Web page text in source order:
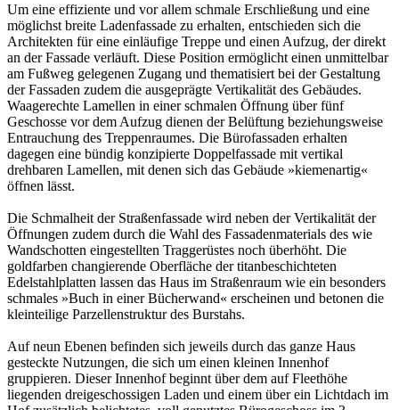
Um eine effiziente und vor allem schmale Erschließung und eine
möglichst breite Ladenfassade zu erhalten, entschieden sich die
Architekten für eine einläufige Treppe und einen Aufzug, der direkt
an der Fassade verläuft. Diese Position ermöglicht einen unmittelbar
am Fußweg gelegenen Zugang und thematisiert bei der Gestaltung
der Fassaden zudem die ausgeprägte Vertikalität des Gebäudes.
Waagerechte Lamellen in einer schmalen Öffnung über fünf
Geschosse vor dem Aufzug dienen der Belüftung beziehungsweise
Entrauchung des Treppenraumes. Die Bürofassaden erhalten
dagegen eine bündig konzipierte Doppelfassade mit vertikal
drehbaren Lamellen, mit denen sich das Gebäude »kiemenartig«
öffnen lässt.
Die Schmalheit der Straßenfassade wird neben der Vertikalität der
Öffnungen zudem durch die Wahl des Fassadenmaterials des wie
Wandschotten eingestellten Traggerüstes noch überhöht. Die
goldfarben changierende Oberfläche der titanbeschichteten
Edelstahlplatten lassen das Haus im Straßenraum wie ein besonders
schmales »Buch in einer Bücherwand« erscheinen und betonen die
kleinteilige Parzellenstruktur des Burstahs.
Auf neun Ebenen befinden sich jeweils durch das ganze Haus
gesteckte Nutzungen, die sich um einen kleinen Innenhof
gruppieren. Dieser Innenhof beginnt über dem auf Fleethöhe
liegenden dreigeschossigen Laden und einem über ein Lichtdach im